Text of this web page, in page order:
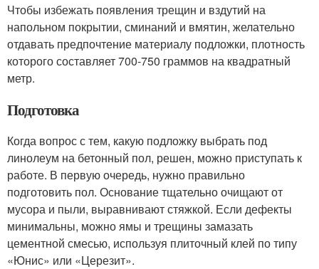
Чтобы избежать появления трещин и вздутий на
напольном покрытии, сминаний и вмятин, желательно
отдавать предпочтение материалу подложки, плотность
которого составляет 700-750 граммов на квадратный
метр.
Подготовка
Когда вопрос с тем, какую подложку выбрать под
линолеум на бетонный пол, решен, можно приступать к
работе. В первую очередь, нужно правильно
подготовить пол. Основание тщательно очищают от
мусора и пыли, выравнивают стяжкой. Если дефекты
минимальны, можно ямы и трещины замазать
цементной смесью, используя плиточный клей по типу
«Юнис» или «Церезит».